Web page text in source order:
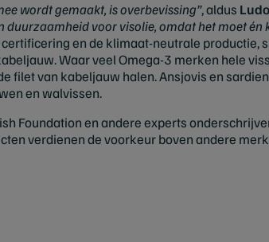
wordt gemaakt, is overbevissing”, aldus
voor visolie, omdat het moet én
en de klimaat-neutrale productie,
Waar veel Omega-3 merken hele
filet van kabeljauw halen. Ansjovis en
en walvissen.
Foundation en andere experts
verdienen de voorkeur boven andere